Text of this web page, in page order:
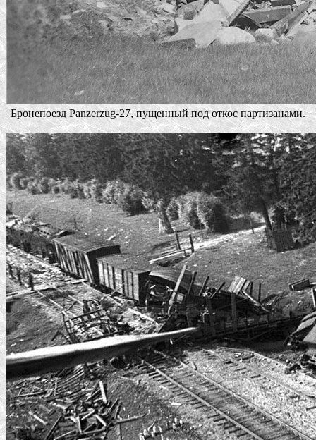
Бронепоезд Panzerzug-27, пущенный под откос партизанами.